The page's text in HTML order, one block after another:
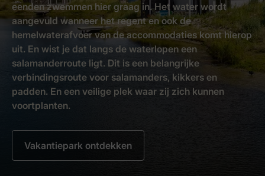
eenden zwemmen hier graag in. Het water wordt
aangevuld wanneer het regent en ook de
hemelwaterafvoer van de accommodaties komt hierop
uit. En wist je dat langs de waterlopen een
salamanderroute ligt. Dit is een belangrijke
verbindingsroute voor salamanders, kikkers en
padden. En een veilige plek waar zij zich kunnen
voortplanten.
Vakantiepark ontdekken